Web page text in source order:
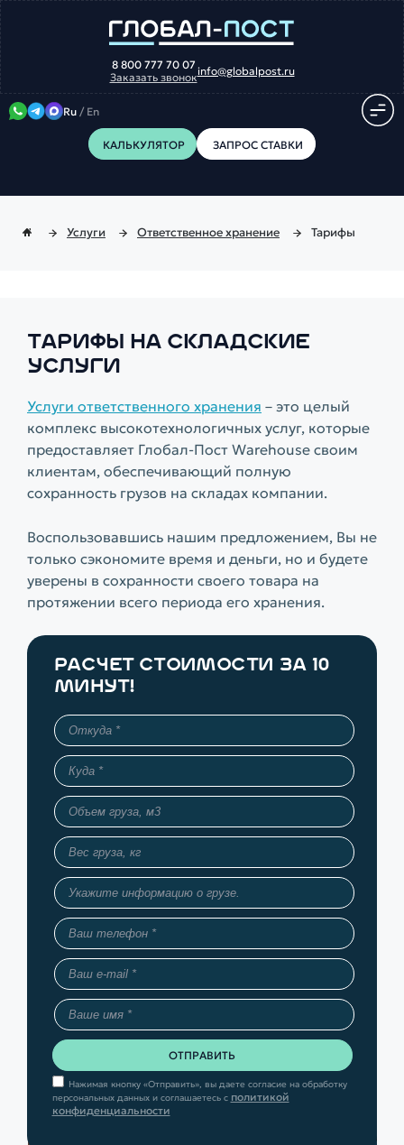
8 800 777 70 07
Заказать звонокinfo@globalpost.ru
Ru / En
КАЛЬКУЛЯТОР ЗАПРОС СТАВКИ
Услуги Ответственное хранение Тарифы
ТАРИФЫ НА СКЛАДСКИЕ
УСЛУГИ
Услуги ответственного хранения – это целый
комплекс высокотехнологичных услуг, которые
предоставляет Глобал-Пост Warehouse своим
клиентам, обеспечивающий полную
сохранность грузов на складах компании.
Воспользовавшись нашим предложением, Вы не
только сэкономите время и деньги, но и будете
уверены в сохранности своего товара на
протяжении всего периода его хранения.
РАСЧЕТ СТОИМОСТИ ЗА 10
МИНУТ!
Нажимая кнопку «Отправить», вы даете согласие на обработку
персональных данных и соглашаетесь с политикой
конфиденциальности